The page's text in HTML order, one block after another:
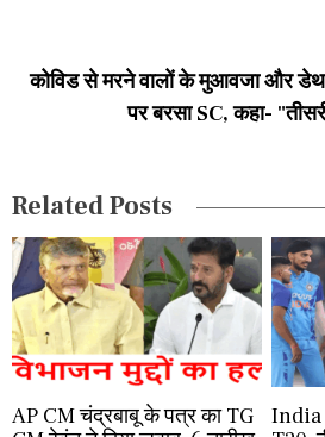
o
n
कोविड से मरने वालों के मुआवजा और डेथ
पर बरसा SC, कहा-
Related Posts
AP CM चंद्रबाबू के पत्र का TG
India